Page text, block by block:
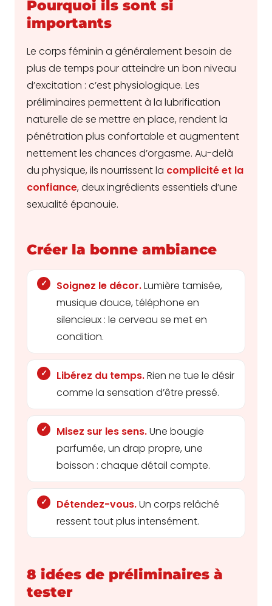
Pourquoi ils sont si
importants
Le corps féminin a généralement besoin de
plus de temps pour atteindre un bon niveau
d’excitation : c’est physiologique. Les
préliminaires permettent à la lubrification
naturelle de se mettre en place, rendent la
pénétration plus confortable et augmentent
nettement les chances d’orgasme. Au-delà
du physique, ils nourrissent la complicité et la
confiance, deux ingrédients essentiels d’une
sexualité épanouie.
Créer la bonne ambiance
Soignez le décor.Lumière tamisée,
musique douce, téléphone en
silencieux : le cerveau se met en
condition.
Libérez du temps.Rien ne tue le désir
comme la sensation d’être pressé.
Misez sur les sens.Une bougie
parfumée, un drap propre, une
boisson : chaque détail compte.
Détendez-vous.Un corps relâché
ressent tout plus intensément.
8 idées de préliminaires à
tester